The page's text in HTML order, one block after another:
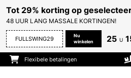
Tot 29% korting op
48 UUR LANG MASSALE KORTINGEN!
FULLSWING29
Nu
winkelen
25 U
Flexibele betalingen